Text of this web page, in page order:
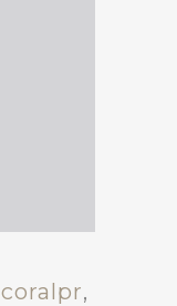
coralpr,